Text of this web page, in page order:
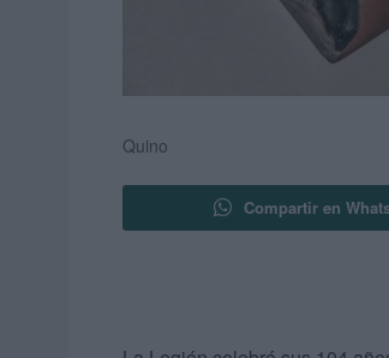
Quino
Compartir en